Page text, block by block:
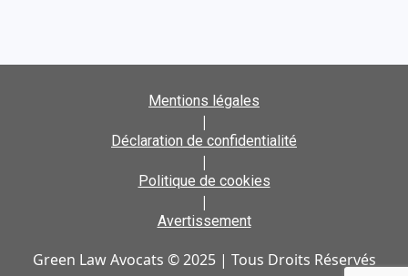
Mentions légales
|
Déclaration de confidentialité
|
Politique de cookies
|
Avertissement
Green Law Avocats © 2025 | Tous Droits Réservés